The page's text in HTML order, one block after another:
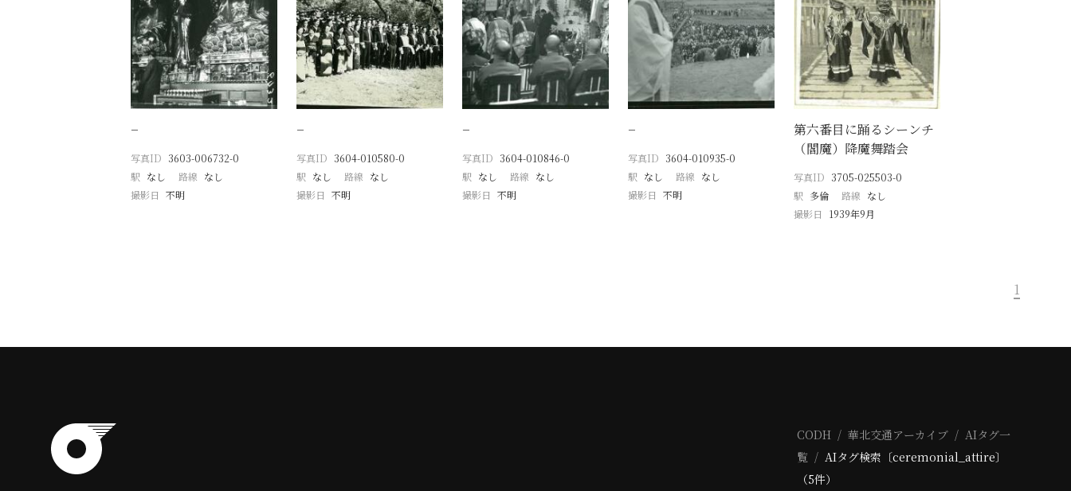
−
写真ID 3603-006732-0
駅 なし 路線 なし
撮影日 不明
−
写真ID 3604-010580-0
駅 なし 路線 なし
撮影日 不明
−
写真ID 3604-010846-0
駅 なし 路線 なし
撮影日 不明
−
写真ID 3604-010935-0
駅 なし 路線 なし
撮影日 不明
第六番目に踊るシーンチ
（閻魔）降魔舞踏会
写真ID 3705-025503-0
駅 多倫 路線 なし
撮影日
1939年9月
1
CODH 華北交通アーカイブ
AIタグ一
覧
AIタグ検索〔ceremonial_attire〕
（5件）